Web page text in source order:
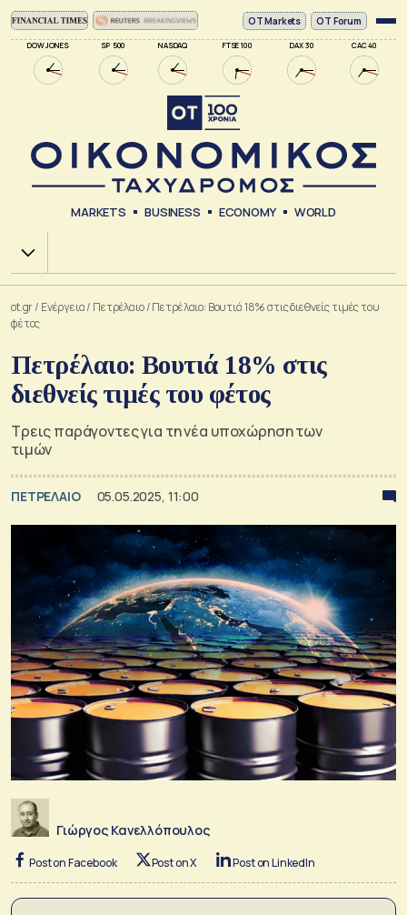
DOW JONES SP 500 NASDAQ FTSE 100 DAX 30 CAC 40
ΟΤ Markets OT Forum
MARKETS BUSINESS ECONOMY WORLD
Χ.Α.
ot.gr/ Ενέργεια/ Πετρέλαιο/Πετρέλαιο: Βουτιά 18% στις διεθνείς τιμές του
φέτος
Πετρέλαιο: Βουτιά 18% στις
διεθνείς τιμές του φέτος
Τρεις παράγοντες για τη νέα υποχώρηση των
τιμών
ΠΕΤΡΕΛΑΙΟ 05.05.2025, 11:00
Γιώργος Κανελλόπουλος
Post on Facebook Post on X Post on LinkedIn